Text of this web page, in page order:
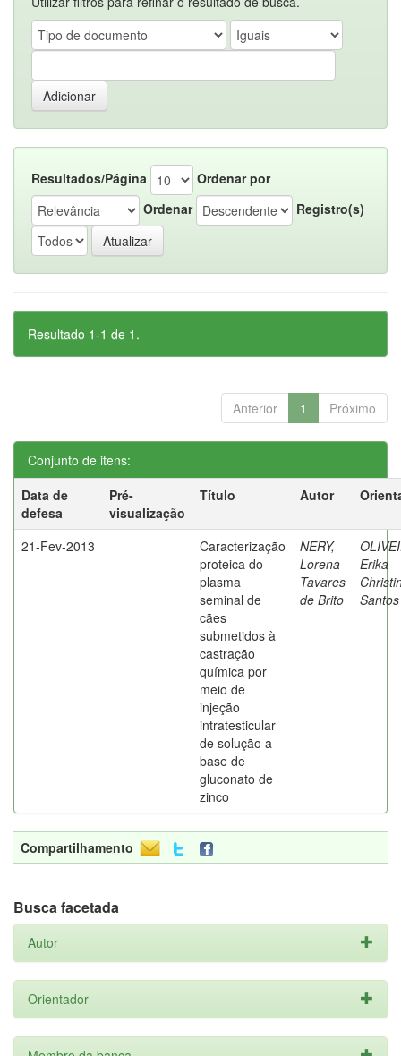
Resultados/Página
Ordenar por
Ordenar
Registro(s)
Resultado 1-1 de 1.
Anterior 1 Próximo
Conjunto de itens:
Data de
defesa
Pré-
visualização
Título Autor
21-Fev-2013
Caracterização
proteica do
plasma
seminal de
cães
submetidos à
castração
química por
meio de
injeção
intratesticular
de solução a
base de
gluconato de
zinco
NERY,
Lorena
Tavares
de Brito
Erika
Santos
Compartilhamento
Busca facetada
Autor
Orientador